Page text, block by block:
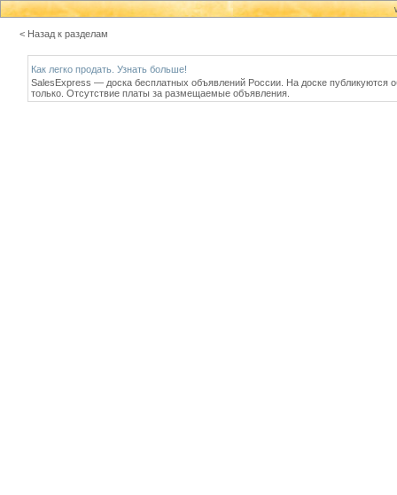
< Назад к разделам
Как легко продать. Узнать больше!
SalesExpress — доска бесплатных объявлений России. На доске публикуются
только. Отсутствие платы за размещаемые объявления.